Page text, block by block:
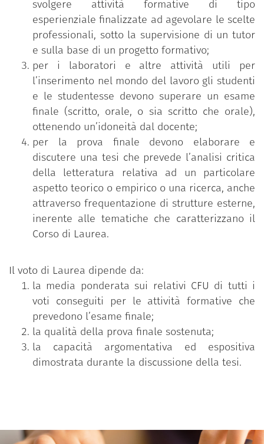
svolgere attività formative di tipo
esperienziale finalizzate ad agevolare le scelte
professionali, sotto la supervisione di un tutor
e sulla base di un progetto formativo;
per i laboratori e altre attività utili per
l’inserimento nel mondo del lavoro gli studenti
e le studentesse devono superare un esame
finale (scritto, orale, o sia scritto che orale),
ottenendo un’idoneità dal docente;
per la prova finale devono elaborare e
discutere una tesi che prevede l’analisi critica
della letteratura relativa ad un particolare
aspetto teorico o empirico o una ricerca, anche
attraverso frequentazione di strutture esterne,
inerente alle tematiche che caratterizzano il
Corso di Laurea.
Il voto di Laurea dipende da:
la media ponderata sui relativi CFU di tutti i
voti conseguiti per le attività formative che
prevedono l’esame finale;
la qualità della prova finale sostenuta;
la capacità argomentativa ed espositiva
dimostrata durante la discussione della tesi.